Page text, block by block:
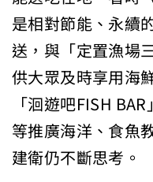
是相對節能、永續
送，與「定置漁場
供大眾及時享用海
「洄遊吧FISH
等推廣海洋、食魚
建衛仍不斷思考。